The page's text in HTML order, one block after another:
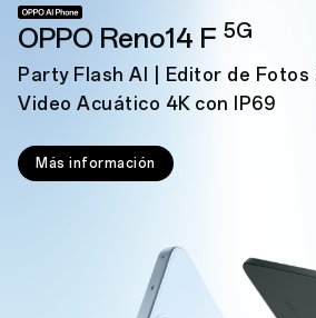
OPPO Reno14 F 5G
Party Flash AI | Editor de Fotos
Video Acuático 4K con IP69
Más información